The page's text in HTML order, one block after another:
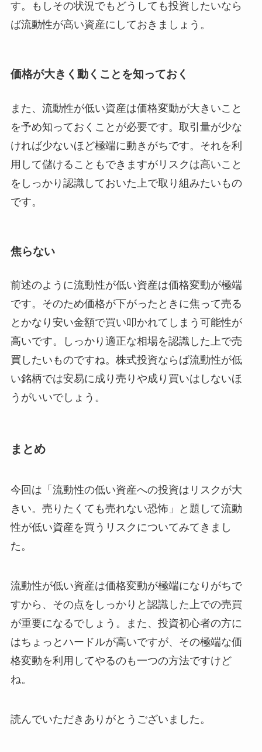
す。もしその状況でもどうしても投資したいなら
ば流動性が高い資産にしておきましょう。
価格が大きく動くことを知っておく
また、流動性が低い資産は価格変動が大きいこと
を予め知っておく ことが必要です。取引量が少な
ければ少ないほど極端に動きがちです。それを利
用して儲けることもできますがリスクは高いこと
をしっかり認識しておいた上で取り組みたいもの
です。
焦らない
前述のように流動性が低い資産は価格変動が極端
です。そのため価格が下がったときに焦って売る
とかなり安い金額で買い叩かれてしまう可能性が
高いです。しっかり適正な相場を認識した上で売
買したいものですね。株式投資ならば流動性が低
い銘柄では安易に成り売りや成り買いはしないほ
うがいいでしょう。
まとめ
今回は「流動性の低い資産への投資はリスクが大
きい。売りたくても売れない恐怖」と題して流動
性が低い資産を買うリスクについてみてきまし
た。
流動性が低い資産は価格変動が極端になりがちで
すから、その点をしっかりと認識した上での売買
が重要になるでしょう。また、投資初心者の方に
はちょっとハードルが高いですが、その極端な価
格変動を利用してやるのも一つの方法ですけど
ね。
読んでいただきありがとうございました。